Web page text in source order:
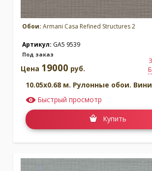
Обои: Armani Casa Refined Structures 2
Артикул: GA5 9539
Под заказ
Цена 19000 руб.
10.05x0.68 м. Рулонные обои.
Быстрый просмотр
Купить